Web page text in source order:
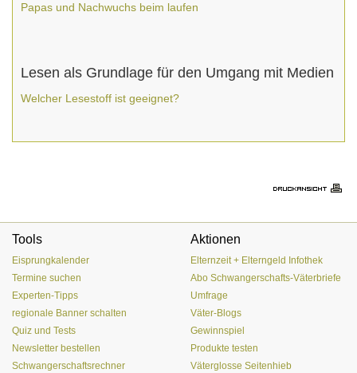
Papas und Nachwuchs beim laufen
Lesen als Grundlage für den Umgang mit Medien
Welcher Lesestoff ist geeignet?
Tools
Eisprungkalender
Termine suchen
Experten-Tipps
regionale Banner schalten
Quiz und Tests
Newsletter bestellen
Schwangerschaftsrechner
Aktionen
Elternzeit + Elterngeld Infothek
Abo Schwangerschafts-Väterbriefe
Umfrage
Väter-Blogs
Gewinnspiel
Produkte testen
Väterglosse Seitenhieb